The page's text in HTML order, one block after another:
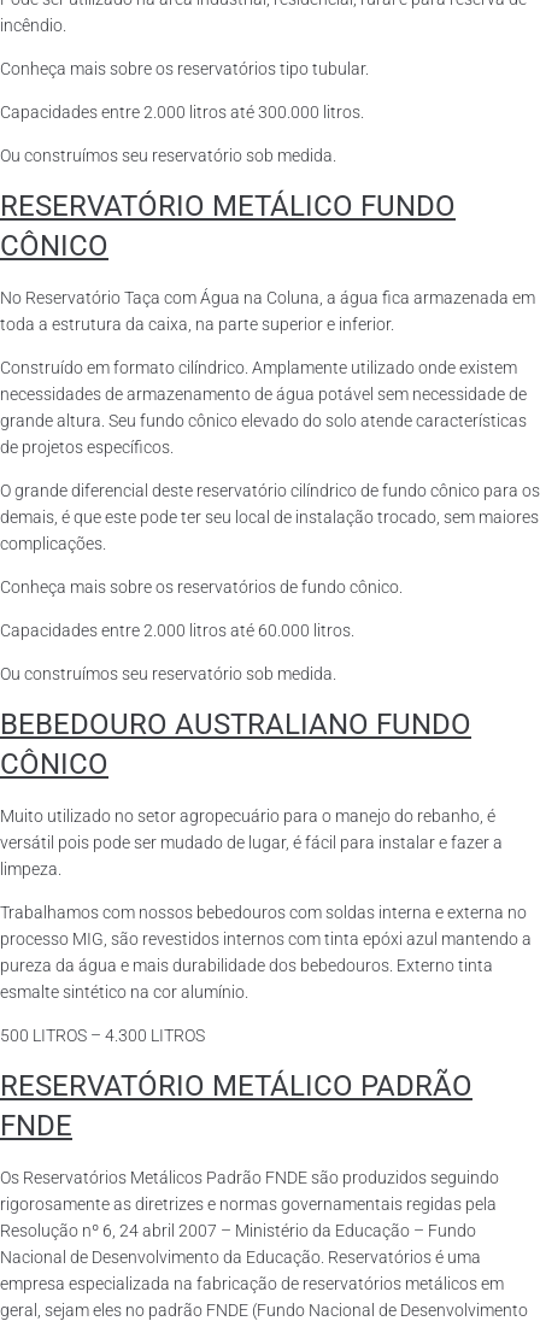
incêndio.
Conheça mais sobre os reservatórios tipo tubular.
Capacidades entre 2.000 litros até 300.000 litros.
Ou construímos seu reservatório sob medida.
RESERVATÓRIO METÁLICO FUNDO
CÔNICO
No Reservatório Taça com Água na Coluna, a água fica armazenada em
toda a estrutura da caixa, na parte superior e inferior.
Construído em formato cilíndrico. Amplamente utilizado onde existem
necessidades de armazenamento de água potável sem necessidade de
grande altura. Seu fundo cônico elevado do solo atende características
de projetos específicos.
O grande diferencial deste reservatório cilíndrico de fundo cônico para os
demais, é que este pode ter seu local de instalação trocado, sem maiores
complicações.
Conheça mais sobre os reservatórios de fundo cônico.
Capacidades entre 2.000 litros até 60.000 litros.
Ou construímos seu reservatório sob medida.
BEBEDOURO AUSTRALIANO FUNDO
CÔNICO
Muito utilizado no setor agropecuário para o manejo do rebanho, é
versátil pois pode ser mudado de lugar, é fácil para instalar e fazer a
limpeza.
Trabalhamos com nossos bebedouros com soldas interna e externa no
processo MIG, são revestidos internos com tinta epóxi azul mantendo a
pureza da água e mais durabilidade dos bebedouros. Externo tinta
esmalte sintético na cor alumínio.
500 LITROS – 4.300 LITROS
RESERVATÓRIO METÁLICO PADRÃO
FNDE
Os Reservatórios Metálicos Padrão FNDE são produzidos seguindo
rigorosamente as diretrizes e normas governamentais regidas pela
Resolução nº 6, 24 abril 2007 – Ministério da Educação – Fundo
Nacional de Desenvolvimento da Educação. Reservatórios é uma
empresa especializada na fabricação de reservatórios metálicos em
geral, sejam eles no padrão FNDE (Fundo Nacional de Desenvolvimento